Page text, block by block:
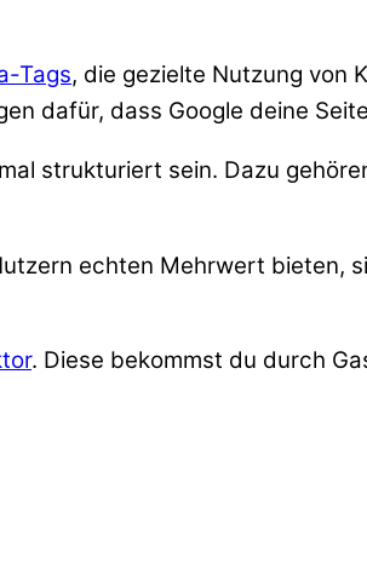
Tags, die gezielte Nutzung von
dafür, dass Google deine
strukturiert sein. Dazu
echten Mehrwert bieten,
. Diese bekommst du durch